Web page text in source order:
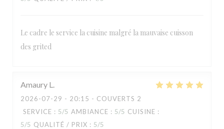
Le cadre le service la cuisine malgré la mauvaise cuisson
des grited
Amaury L
2026-07-29 - 20:15 - COUVERTS 2
SERVICE : 5/5 AMBIANCE : 5/5 CUISINE :
5/5 QUALITÉ / PRIX : 5/5